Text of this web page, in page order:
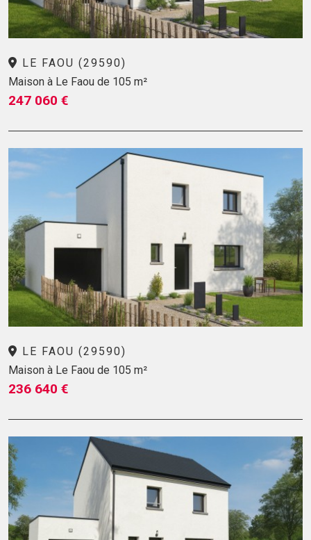
LE FAOU (29590)
Maison à Le Faou de 105 m²
247 060 €
LE FAOU (29590)
Maison à Le Faou de 105 m²
236 640 €